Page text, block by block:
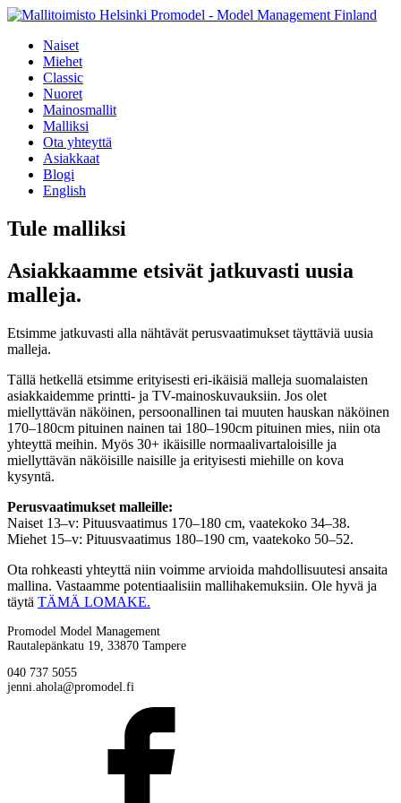
Naiset
Miehet
Classic
Nuoret
Mainosmallit
Malliksi
Ota yhteyttä
Asiakkaat
Blogi
English
Tule malliksi
Asiakkaamme etsivät jatkuvasti uusia
malleja.
Etsimme jatkuvasti alla nähtävät perusvaatimukset täyttäviä uusia
malleja.
Tällä hetkellä etsimme erityisesti eri-ikäisiä malleja suomalaisten
asiakkaidemme printti- ja TV-mainoskuvauksiin. Jos olet
miellyttävän näköinen, persoonallinen tai muuten hauskan näköinen
170–180cm pituinen nainen tai 180–190cm pituinen mies, niin ota
yhteyttä meihin. Myös 30+ ikäisille normaalivartaloisille ja
miellyttävän näköisille naisille ja erityisesti miehille on kova
kysyntä.
Perusvaatimukset malleille:
Naiset 13–v: Pituusvaatimus 170–180 cm, vaatekoko 34–38.
Miehet 15–v: Pituusvaatimus 180–190 cm, vaatekoko 50–52.
Ota rohkeasti yhteyttä niin voimme arvioida mahdollisuutesi ansaita
mallina. Vastaamme potentiaalisiin mallihakemuksiin. Ole hyvä ja
täytä TÄMÄ LOMAKE.
Promodel Model Management
Rautalepänkatu 19, 33870 Tampere
040 737 5055
jenni.ahola@promodel.fi